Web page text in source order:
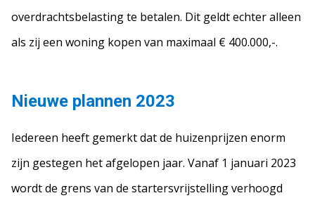
overdrachtsbelasting te betalen. Dit geldt echter alleen
als zij een woning kopen van maximaal € 400.000,-.
Nieuwe plannen 2023
Iedereen heeft gemerkt dat de huizenprijzen enorm
zijn gestegen het afgelopen jaar. Vanaf 1 januari 2023
wordt de grens van de startersvrijstelling verhoogd